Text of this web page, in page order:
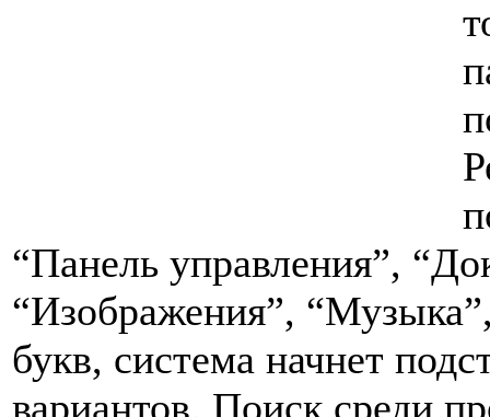
“Панель управления”,
“Изображения”,
букв, система начнет
вариантов. Поиск среди